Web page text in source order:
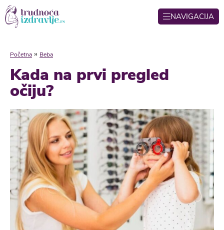
NAVIGACIJA
Početna » Beba
Kada na prvi pregled
očiju?